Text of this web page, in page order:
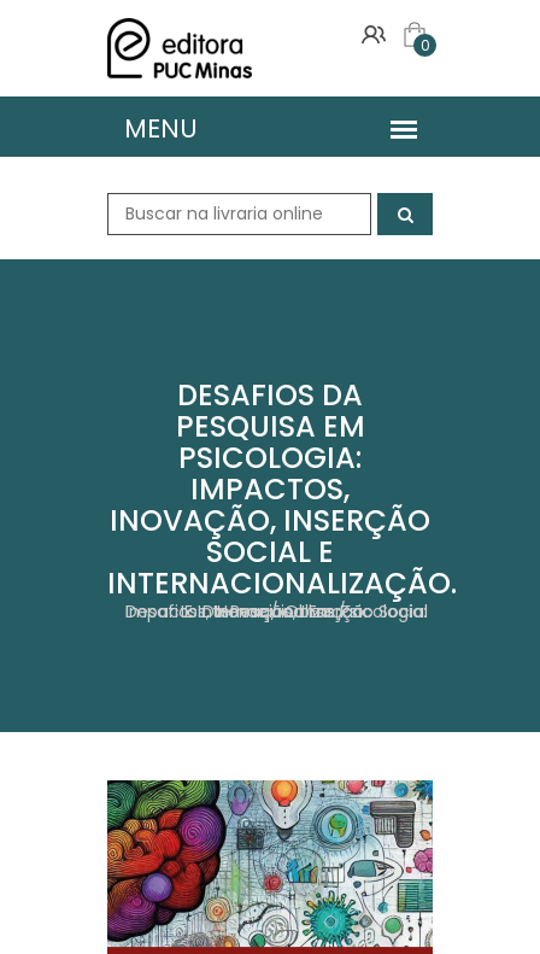
0
DESAFIOS DA
PESQUISA EM
PSICOLOGIA:
IMPACTOS,
INOVAÇÃO, INSERÇÃO
SOCIAL E
INTERNACIONALIZAÇÃO.
Home Obras
Desafios Da Pesquisa Em Psicologia: Impactos, Inovação, Inserção Social E Internacionalização.